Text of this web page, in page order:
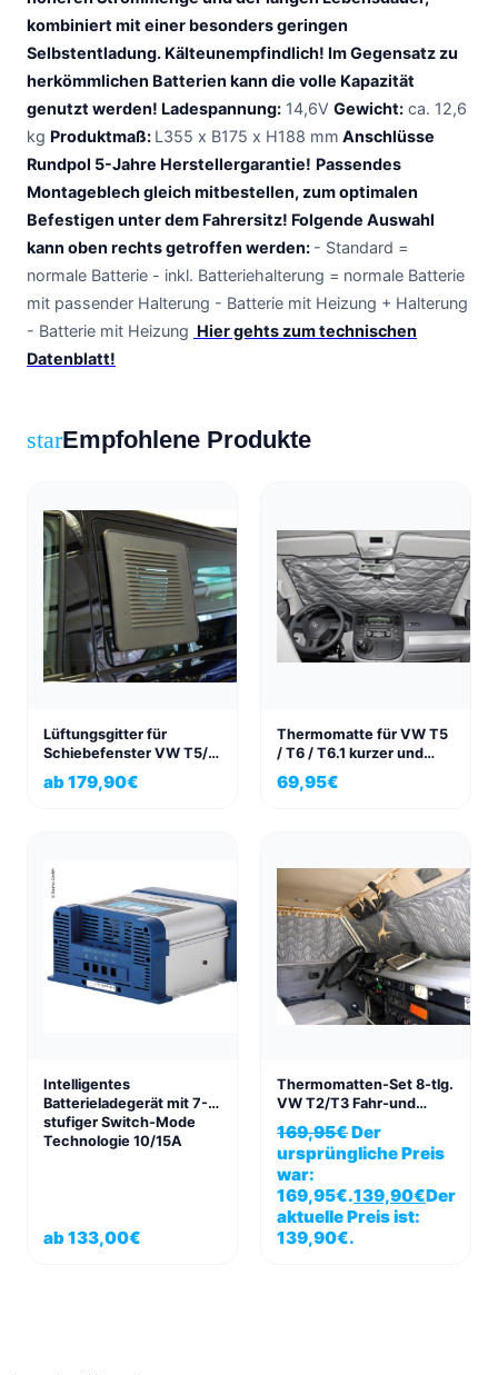
kombiniert mit einer besonders geringen
Selbstentladung. Kälteunempfindlich! Im Gegensatz zu
herkömmlichen Batterien kann die volle Kapazität
genutzt werden! Ladespannung: 14,6V Gewicht: ca. 12,6
kg Produktmaß: L355 x B175 x H188 mm Anschlüsse
Rundpol 5-Jahre Herstellergarantie! Passendes
Montageblech gleich mitbestellen, zum optimalen
Befestigen unter dem Fahrersitz! Folgende Auswahl
kann oben rechts getroffen werden: - Standard =
normale Batterie - inkl. Batteriehalterung = normale Batterie
mit passender Halterung - Batterie mit Heizung + Halterung
- Batterie mit Heizung Hier gehts zum technischen
Datenblatt!
starEmpfohlene Produkte
Lüftungsgitter für
Schiebefenster VW T5/6
links/rechts in Exklusiv
Struktur Anthrazit
ab179,90€
Thermomatte für VW T5
/ T6 / T6.1 kurzer und
langer Radstand
Fahrgastraum 3-tlg.
69,95€
Intelligentes
Batterieladegerät mit 7-
stufiger Switch-Mode
Technologie 10/15A
ab133,00€
Thermomatten-Set 8-tlg.
VW T2/T3 Fahr-und
Wohnraum
169,95€Der
ursprüngliche Preis
war:
169,95€.139,90€Der
aktuelle Preis ist:
139,90€.